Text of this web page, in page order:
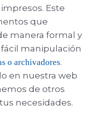
Este
que
manera formal y
manipulación
o archivadores.
en nuestra web
de otros
necesidades.